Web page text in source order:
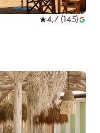
4,7(145)